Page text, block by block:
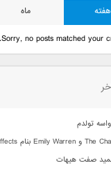
هفته ماه
Sorry, no posts matched your
تولدم
صفت هیهات